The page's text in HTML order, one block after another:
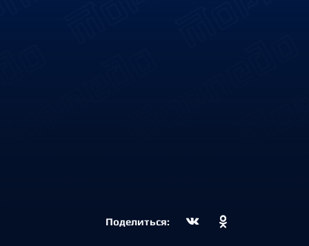
Поделиться: